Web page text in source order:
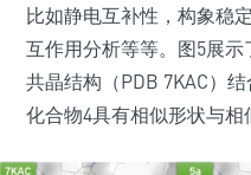
比如静电互补性，构象稳
互作用分析等等。图5展示
共晶结构（PDB 7KAC）
化合物4具有相似形状与相